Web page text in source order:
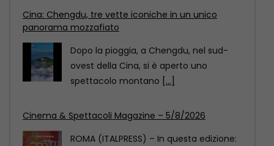
Cinema & Spettacoli Magazine – 5/8/2026
– “Allora balliamo”, esordio alla regia di
Amélie Bonnin[...]
durante la Festa delle torce
Voci celestiali! Vestiti con i tradizionali